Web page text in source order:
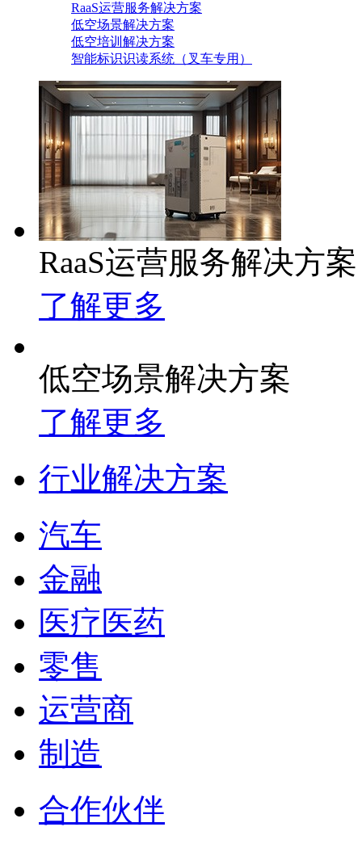
RaaS运营服务解决方案
低空场景解决方案
低空培训解决方案
智能标识识读系统（叉车专用）
RaaS运营服务解决方案
了解更多
低空场景解决方案
了解更多
行业解决方案
汽车
金融
医疗医药
零售
运营商
制造
合作伙伴